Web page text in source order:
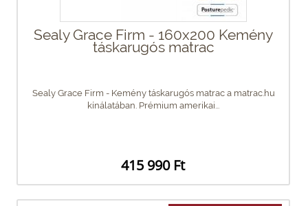
Sealy Grace Firm - 160x200 Kemény
táskarugós matrac
Sealy Grace Firm - Kemény táskarugós matrac a matrac.hu
kínálatában. Prémium amerikai...
415 990 Ft